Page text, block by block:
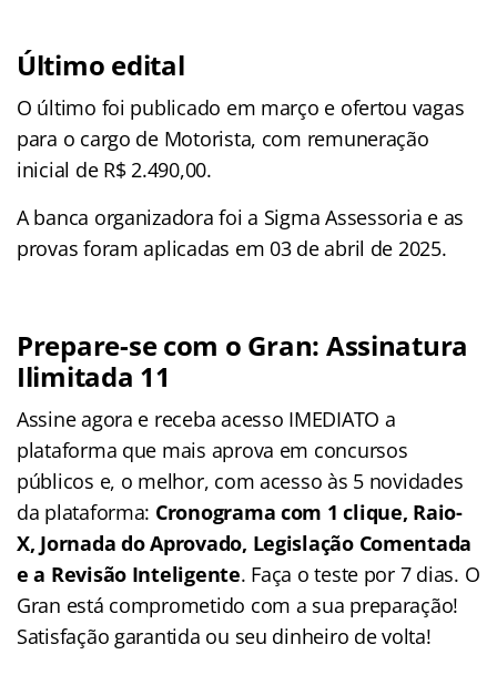
Último edital
O último foi publicado em março e ofertou vagas
para o cargo de Motorista, com remuneração
inicial de R$ 2.490,00.
A banca organizadora foi a Sigma Assessoria e as
provas foram aplicadas em 03 de abril de 2025.
Prepare-se com o Gran: Assinatura
Ilimitada 11
Assine agora e receba acesso IMEDIATO a
plataforma que mais aprova em concursos
públicos e, o melhor, com acesso às 5 novidades
da plataforma: Cronograma com 1 clique, Raio-
X, Jornada do Aprovado, Legislação Comentada
e a Revisão Inteligente. Faça o teste por 7 dias. O
Gran está comprometido com a sua preparação!
Satisfação garantida ou seu dinheiro de volta!